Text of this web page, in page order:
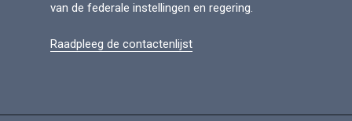
van de federale instellingen en regering.
Raadpleeg de contactenlijst